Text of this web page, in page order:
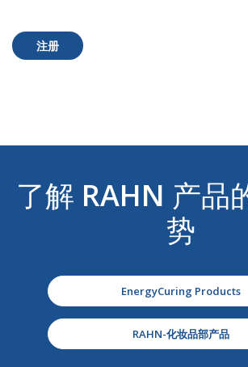
注册
了解 RAHN 产品
势
EnergyCuring Products
RAHN-化妆品部产品